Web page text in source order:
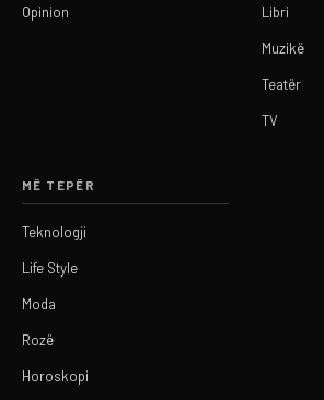
Opinion Libri
Muzikë
Teatër
TV
MË TEPËR
Teknologji
Life Style
Moda
Rozë
Horoskopi